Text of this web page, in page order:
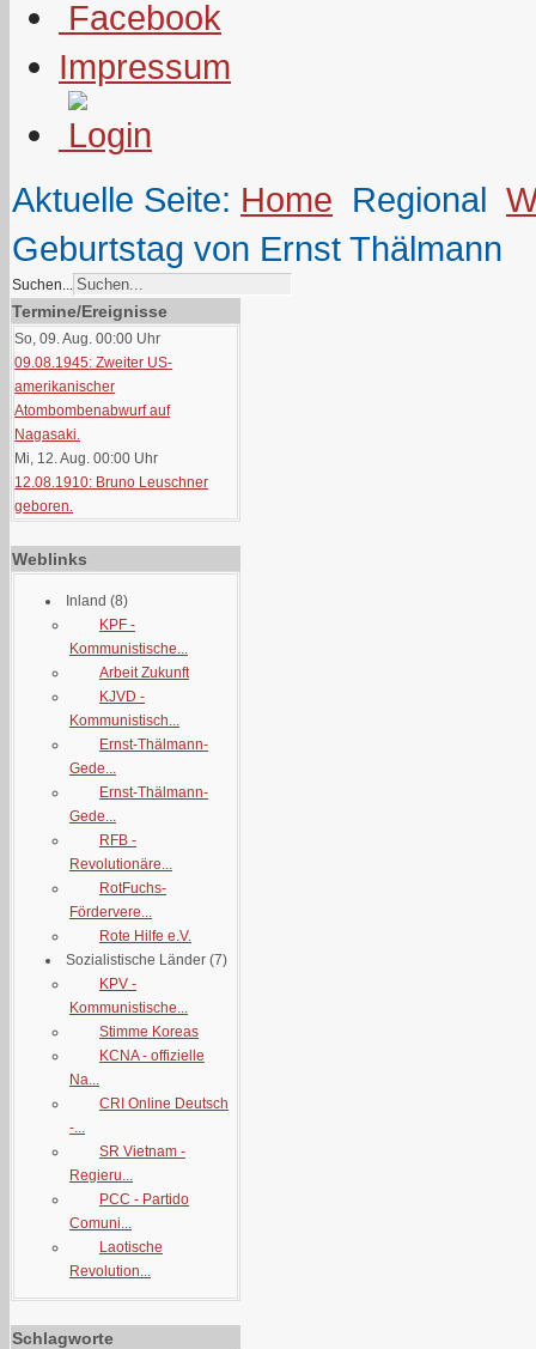
Impressum
Aktuelle Seite: Home Regional
Geburtstag von Ernst Thälmann
Suchen...
Termine/Ereignisse
So, 09. Aug. 00:00 Uhr
09.08.1945: Zweiter US-
amerikanischer
Atombombenabwurf auf
Nagasaki.
Mi, 12. Aug. 00:00 Uhr
12.08.1910: Bruno Leuschner
geboren.
Weblinks
Inland (8)
KPF -
Kommunistische...
Arbeit Zukunft
KJVD -
Kommunistisch...
Ernst-Thälmann-
Gede...
Ernst-Thälmann-
Gede...
RFB -
Revolutionäre...
RotFuchs-
Fördervere...
Rote Hilfe e.V.
Sozialistische Länder (7)
KPV -
Kommunistische...
Stimme Koreas
KCNA - offizielle
Na...
CRI Online Deutsch
-...
SR Vietnam -
Regieru...
PCC - Partido
Comuni...
Laotische
Revolution...
Schlagworte